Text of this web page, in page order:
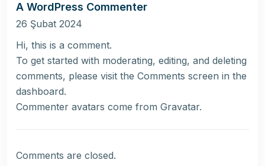
A WordPress Commenter
26 Şubat 2024
Hi, this is a comment.
To get started with moderating, editing, and deleting
comments, please visit the Comments screen in the
dashboard.
Commenter avatars come from Gravatar.
Comments are closed.